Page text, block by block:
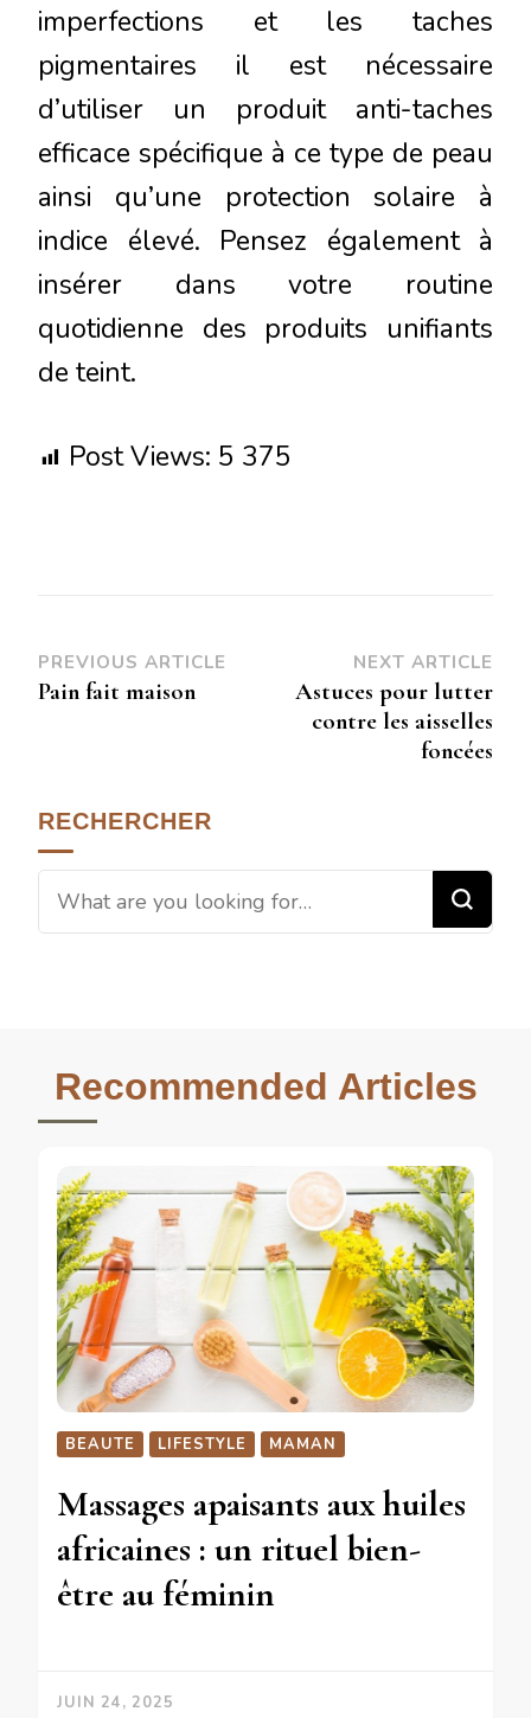
imperfections et les taches
pigmentaires il est nécessaire
d’utiliser un produit anti-taches
efficace spécifique à ce type de peau
ainsi qu’une protection solaire à
indice élevé. Pensez également à
insérer dans votre routine
quotidienne des produits unifiants
de teint.
Post Views: 5 375
PREVIOUS ARTICLE
Pain fait maison
NEXT ARTICLE
Astuces pour lutter
contre les aisselles
foncées
RECHERCHER
Recommended Articles
BEAUTE LIFESTYLE MAMAN
Massages apaisants aux huiles
africaines : un rituel bien-
être au féminin
JUIN 24, 2025